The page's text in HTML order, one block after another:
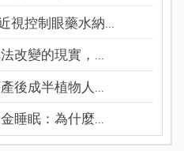
視控制眼藥水納...
改變的現實，...
後成半植物人...
睡眠：為什麼...